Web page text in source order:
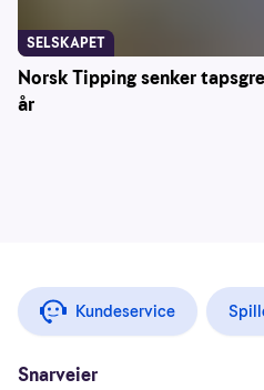
Norsk Tipping senker
år
SELSKAPET
Kundeservice
Snarveier